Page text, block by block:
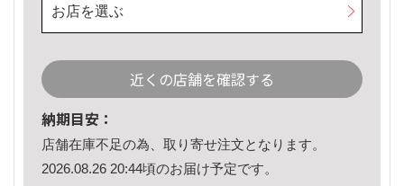
お店を選ぶ
近くの店舗を確認する
納期目安：
店舗在庫不足の為、取り寄せ注文となります。
2026.08.26 20:44頃のお届け予定です。